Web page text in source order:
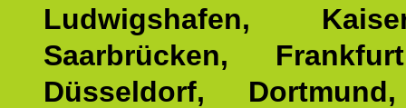
Ludwigshafen,
Saarbrücken,
Düsseldorf,